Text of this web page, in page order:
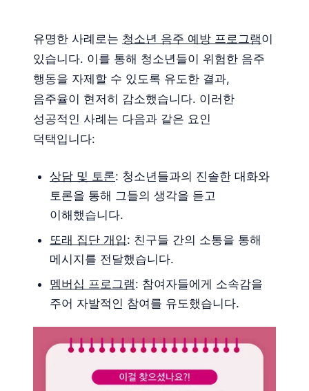
유명한 사례로는 청소년 음주 예방 프로그램이
있습니다. 이를 통해 청소년들이 위험한 음주
행동을 자제할 수 있도록 유도한 결과,
음주율이 현저히 감소했습니다. 이러한
성공적인 사례는 다음과 같은 요인
덕택입니다:
상담 및 토론: 청소년들과의 진솔한 대화와
토론을 통해 그들의 생각을 듣고
이해했습니다.
또래 집단 개입: 친구들 간의 소통을 통해
메시지를 전달했습니다.
멤버십 프로그램: 참여자들에게 소속감을
주어 자발적인 참여를 유도했습니다.